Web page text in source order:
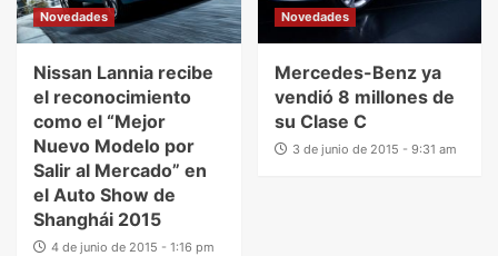
Novedades
Nissan Lannia recibe
el reconocimiento
como el “Mejor
Nuevo Modelo por
Salir al Mercado” en
el Auto Show de
Shanghái 2015
4 de junio de 2015 - 1:16 pm
Novedades
Mercedes-Benz ya
vendió 8 millones de
su Clase C
3 de junio de 2015 - 9:31 am